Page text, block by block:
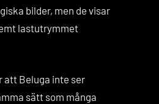
bilder, men de visar
lastutrymmet
att Beluga inte ser
sätt som många